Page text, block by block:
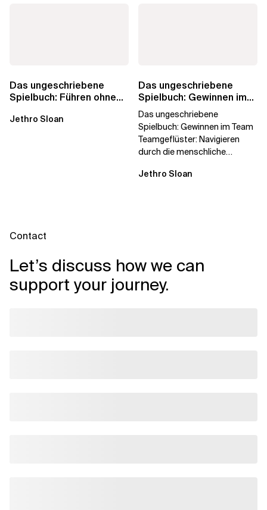
Das ungeschriebene
Spielbuch: Führen ohne
Jethro Sloan
Das ungeschriebene
Spielbuch: Gewinnen im
Team
Das ungeschriebene
Spielbuch: Gewinnen im Team
Teamgeflüster: Navigieren
durch die menschliche
vorbereitet hat „Wir...
Jethro Sloan
Contact
Let’s discuss how we can
support your journey.